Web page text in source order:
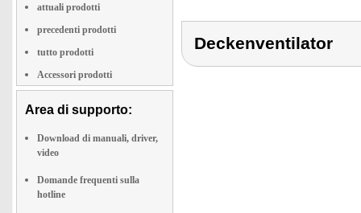
attuali prodotti
precedenti prodotti
tutto prodotti
Accessori prodotti
Area di supporto:
Download di manuali, driver,
video
Domande frequenti sulla
hotline
Deckenventilator